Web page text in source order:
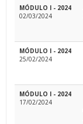
MÓDULO I - 2024
02/03/2024
MÓDULO I - 2024
25/02/2024
MÓDULO I - 2024
17/02/2024